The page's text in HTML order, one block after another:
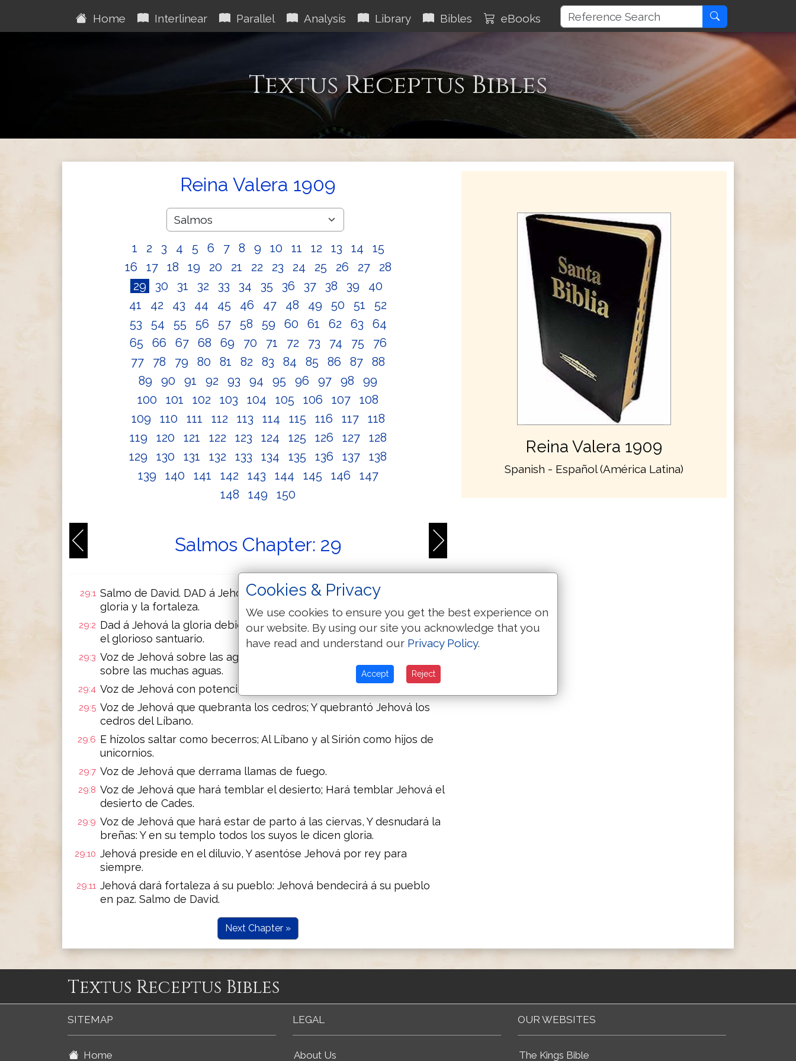
Home Interlinear Parallel Analysis Library Bibles eBooks
Textus Receptus Bibles
Reina Valera 1909
1 2 3 4 5 6 7 8 9 10 11 12 13 14
15
16
17 18 19 20 21 22 23 24 25 26 27
28
29
30 31 32 33 34 35 36 37 38 39
40
41
42 43 44 45 46 47 48 49 50 51
52
53
54 55 56 57 58 59 60 61 62 63
64
65
66 67 68 69 70 71 72 73 74 75
76
77
78 79 80 81 82 83 84 85 86 87
88
89
90 91 92 93 94 95 96 97 98
99
100
101 102 103 104 105 106 107
108
109
110 111 112 113 114 115 116 117
118
119
120 121 122 123 124 125 126 127
128
129
130 131 132 133 134 135 136 137
138
139
140 141 142 143 144 145 146
147
148
149 150
Salmos Chapter: 29
29:1 Salmo de David. DAD á Jehová, oh hijos de fuertes, Dad á Jehová la
gloria y la fortaleza.
29:2 Dad á Jehová la gloria debida á su nombre: Humillaos á Jehová en
el glorioso santuario.
29:3 Voz de Jehová sobre las aguas: Hizo tronar el Dios de gloria: Jehová
sobre las muchas aguas.
29:4 Voz de Jehová con potencia; Voz de Jehová con gloria.
29:5 Voz de Jehová que quebranta los cedros; Y quebrantó Jehová los
cedros del Líbano.
29:6 E hízolos saltar como becerros; Al Líbano y al Sirión como hijos de
unicornios.
29:7 Voz de Jehová que derrama llamas de fuego.
29:8 Voz de Jehová que hará temblar el desierto; Hará temblar Jehová el
desierto de Cades.
29:9 Voz de Jehová que hará estar de parto á las ciervas, Y desnudará la
breñas: Y en su templo todos los suyos le dicen gloria.
29:10 Jehová preside en el diluvio, Y asentóse Jehová por rey para
siempre.
29:11 Jehová dará fortaleza á su pueblo: Jehová bendecirá á su pueblo
en paz. Salmo de David.
Next Chapter »
Reina Valera 1909
Spanish - Español (América Latina)
Textus Receptus Bibles
SITEMAP
Home
LEGAL
About Us
OUR WEBSITES
The Kings Bible
Cookies & Privacy
We use cookies to ensure you get the best experience on
our website. By using our site you acknowledge that you
have read and understand our Privacy Policy.
Accept Reject